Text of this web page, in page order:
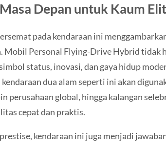
Depan untuk Kaum
pada kendaraan ini
Mobil Personal Flying-Drive Hybrid tidak
status, inovasi, dan gaya hidup
dua alam seperti ini akan
perusahaan global, hingga kalangan
cepat dan praktis.
kendaraan ini juga menjadi